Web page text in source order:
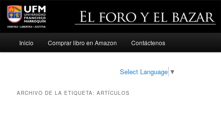
Ir
Ir
Inicio Comprar libro en Amazon Contáctenos
Select Language ▼
ARCHIVO DE LA ETIQUETA:ARTÍCULOS